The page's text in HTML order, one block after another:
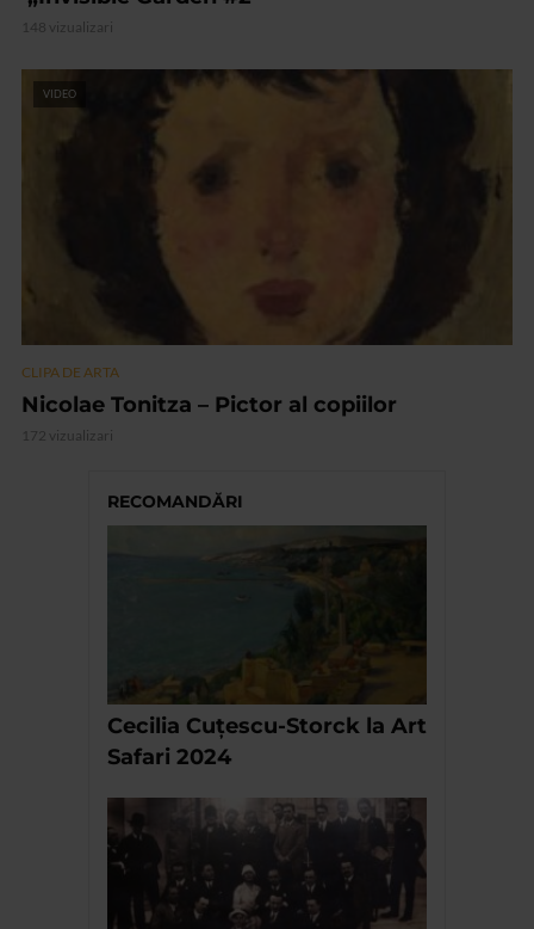
148 vizualizari
VIDEO
CLIPA DE ARTA
Nicolae Tonitza – Pictor al copiilor
172 vizualizari
RECOMANDĂRI
Cecilia Cuțescu-Storck la Art
Safari 2024